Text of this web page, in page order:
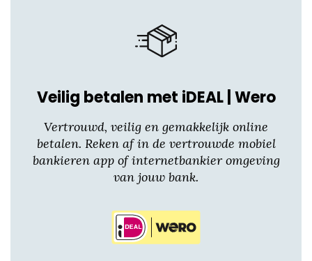
Veilig betalen met iDEAL | Wero
Vertrouwd, veilig en gemakkelijk online
betalen. Reken af in de vertrouwde mobiel
bankieren app of internetbankier omgeving
van jouw bank.